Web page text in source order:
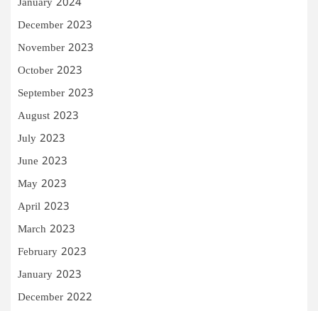
January 2024
December 2023
November 2023
October 2023
September 2023
August 2023
July 2023
June 2023
May 2023
April 2023
March 2023
February 2023
January 2023
December 2022